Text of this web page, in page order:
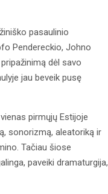
pasaulinio
Pendereckio, Johno
dėl savo
jau beveik pusę
pirmųjų Estijoje
sonorizmą, aleatoriką ir
Tačiau šiose
paveiki dramaturgija,